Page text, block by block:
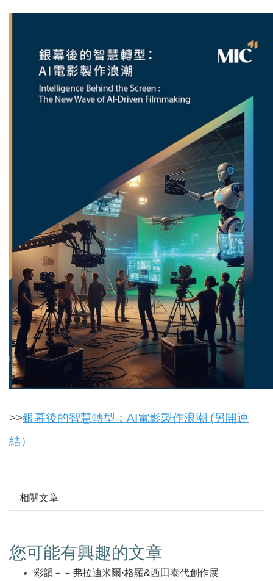
>>銀幕後的智慧轉型：AI電影製作浪潮 (另開連
結）
相關文章
您可能有興趣的文章
彩韻－－弗拉迪米爾·格羅&西田泰代創作展